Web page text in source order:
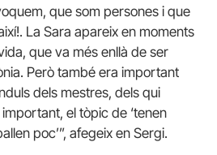
que som persones i que
La Sara apareix en moments
que va més enllà de ser
Però també era important
dels mestres, dels qui
el tòpic de ‘tenen
poc’”, afegeix en Sergi.